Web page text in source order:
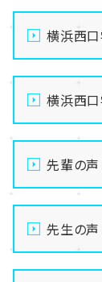
横浜西口
横浜西
先輩の声
先生の声